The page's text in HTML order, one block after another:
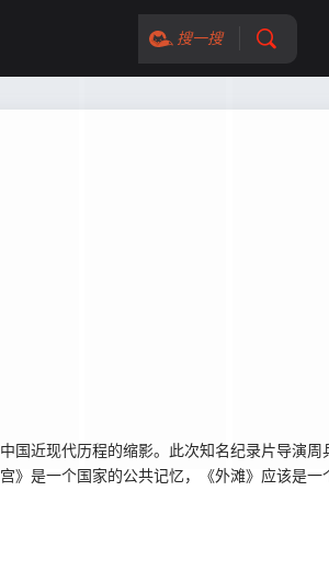
搜一搜
近现代历程的缩影。此次知名纪录片导演周
》是一个国家的公共记忆，《外滩》应该是